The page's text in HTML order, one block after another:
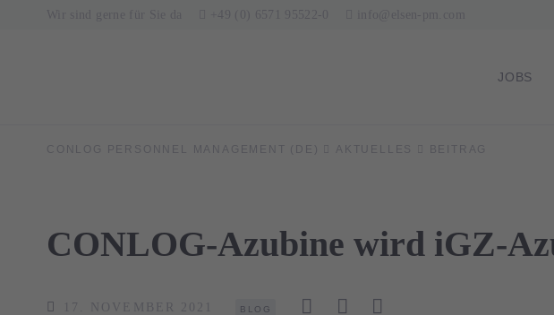
NAVIGATION
JOBS
CONLOG PERSONNEL MANAGEMENT (DE) AKTUELLES BEITRAG
CONLOG-Azubine wird iGZ-
17. NOVEMBER 2021 BLOG